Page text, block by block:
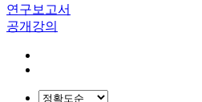
연구보고서
공개강의